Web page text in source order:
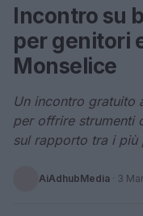
Incontro su
per genitori
Monselice
Un incontro gratuito
per offrire strumenti
sul rapporto tra i
AiAdhubMedia · 3